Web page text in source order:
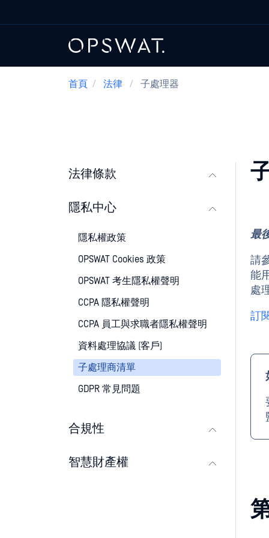
首頁 / 法律 / 子處理器
法律條款
隱私中心
隱私權政策
OPSWAT Cookies 政策
OPSWAT 考生隱私權聲明
CCPA 隱私權聲明
CCPA 員工與求職者隱私權聲明
資料處理協議 (客戶)
子處理商清單
GDPR 常見問題
合規性
智慧財產權
最
請
能
處
訂